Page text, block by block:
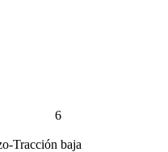
6
Tracción baja